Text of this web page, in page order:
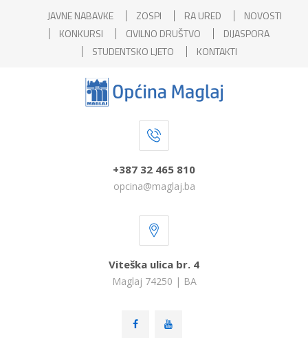
JAVNE NABAVKE ZOSPI RA URED
NOVOSTI
KONKURSI
CIVILNO DRUŠTVO
DIJASPORA
STUDENTSKO LJETO
KONTAKTI
+387 32 465 810
opcina@maglaj.ba
Viteška ulica br. 4
Maglaj 74250 | BA